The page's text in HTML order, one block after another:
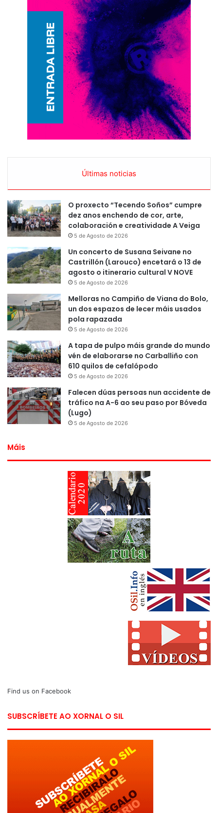
Últimas noticias
O proxecto “Tecendo Soños” cumpre
dez anos enchendo de cor, arte,
colaboración e creatividade A Veiga
5 de Agosto de 2026
Un concerto de Susana Seivane no
Castrillón (Larouco) encetará o 13 de
agosto o itinerario cultural V NOVE
5 de Agosto de 2026
Melloras no Campiño de Viana do Bolo,
un dos espazos de lecer máis usados
pola rapazada
5 de Agosto de 2026
A tapa de pulpo máis grande do mundo
vén de elaborarse no Carballiño con
610 quilos de cefalópodo
5 de Agosto de 2026
Falecen dúas persoas nun accidente de
tráfico na A-6 ao seu paso por Bóveda
(Lugo)
5 de Agosto de 2026
Máis
Find us on Facebook
SUBSCRÍBETE AO XORNAL O SIL